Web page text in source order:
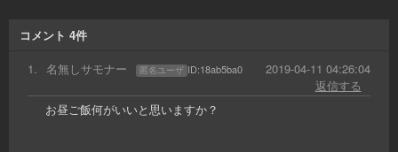
コメント 4件
1. 名無しサモナー 匿名ユーザ ID:18ab5ba0
2019-04-11 04:26:04
返信する
お昼ご飯何がいいと思いますか？